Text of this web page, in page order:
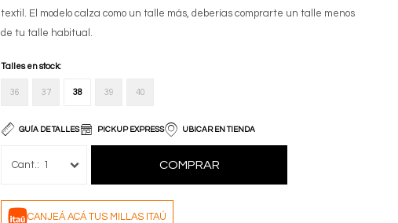
textil. El modelo calza como un talle más, deberías comprarte un talle menos
de tu talle habitual.
Talles en stock:
36 37 38 39 40
GUÍA DE TALLES PICKUP EXPRESS UBICAR EN TIENDA
1 COMPRAR
CANJEÁ ACÁ TUS MILLAS ITAÚ